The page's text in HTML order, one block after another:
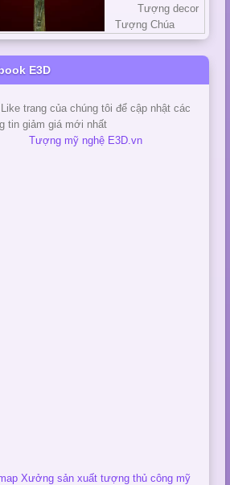
Tượng decor
Tượng Chúa
E3D
trang của chúng tôi để cập nhật các
tin giảm giá mới nhất
Tượng mỹ nghệ E3D.vn
Xưởng sản xuất tượng thủ công mỹ